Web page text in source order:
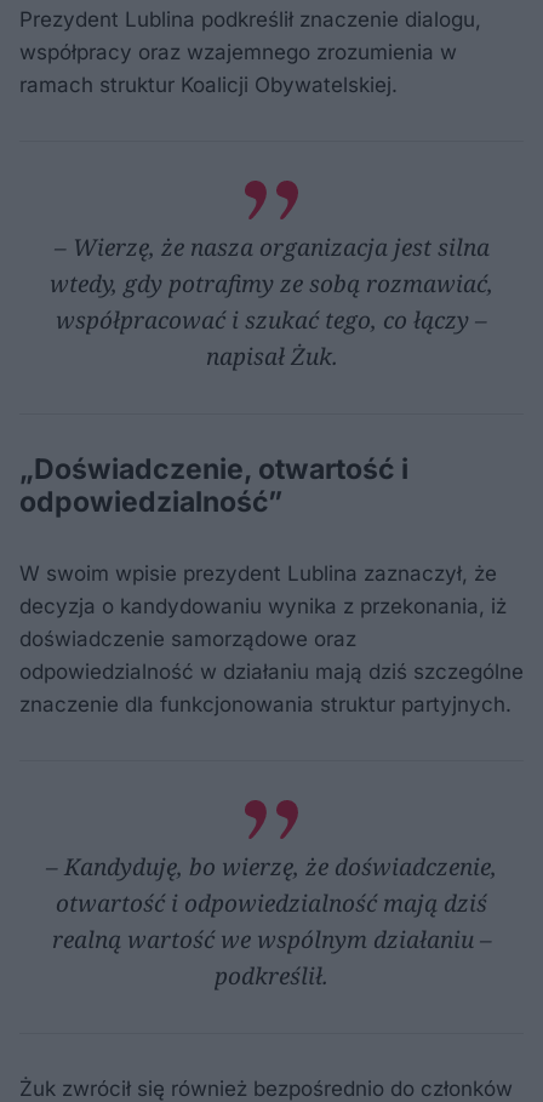
Prezydent Lublina podkreślił znaczenie dialogu,
współpracy oraz wzajemnego zrozumienia w
ramach struktur Koalicji Obywatelskiej.
– Wierzę, że nasza organizacja jest silna
wtedy, gdy potrafimy ze sobą rozmawiać,
współpracować i szukać tego, co łączy –
napisał Żuk.
„Doświadczenie, otwartość i
odpowiedzialność”
W swoim wpisie prezydent Lublina zaznaczył, że
decyzja o kandydowaniu wynika z przekonania, iż
doświadczenie samorządowe oraz
odpowiedzialność w działaniu mają dziś szczególne
znaczenie dla funkcjonowania struktur partyjnych.
– Kandyduję, bo wierzę, że doświadczenie,
otwartość i odpowiedzialność mają dziś
realną wartość we wspólnym działaniu –
podkreślił.
Żuk zwrócił się również bezpośrednio do członków